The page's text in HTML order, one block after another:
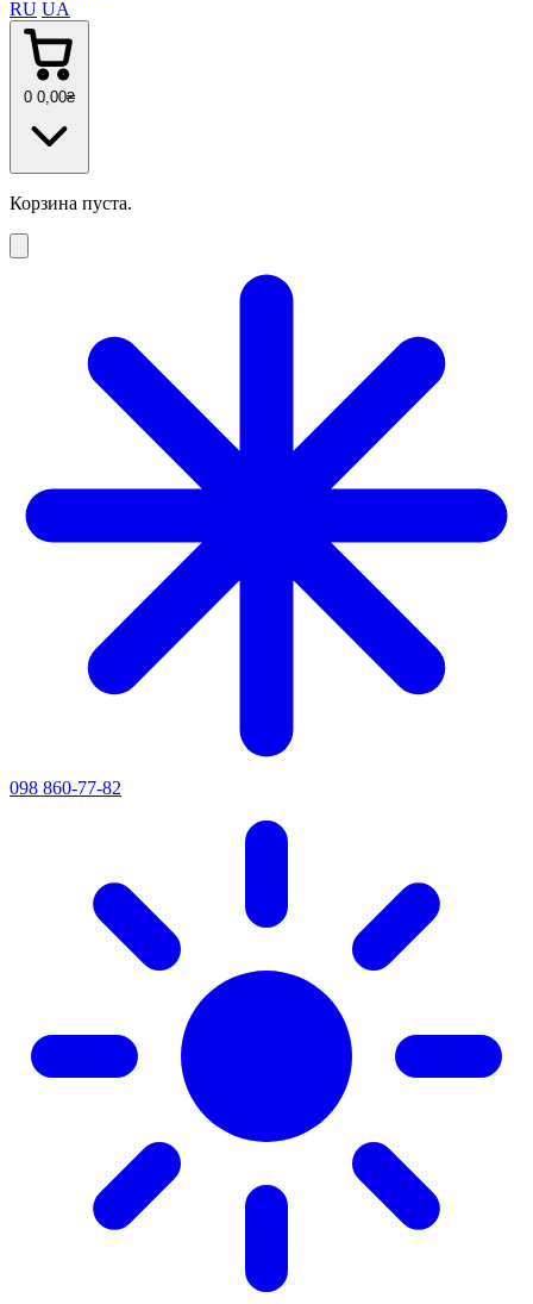
RU UA
0 0 ,00₴
Корзина пуста.
098 860-77-82